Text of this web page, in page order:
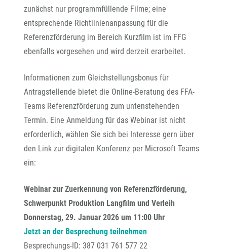
zunächst nur programmfüllende Filme; eine
entsprechende Richtlinienanpassung für die
Referenzförderung im Bereich Kurzfilm ist im FFG
ebenfalls vorgesehen und wird derzeit erarbeitet.
Informationen zum Gleichstellungsbonus für
Antragstellende bietet die Online-Beratung des FFA-
Teams Referenzförderung zum untenstehenden
Termin. Eine Anmeldung für das Webinar ist nicht
erforderlich, wählen Sie sich bei Interesse gern über
den Link zur digitalen Konferenz per Microsoft Teams
ein:
Webinar zur Zuerkennung von Referenzförderung,
Schwerpunkt Produktion Langfilm und Verleih
Donnerstag, 29. Januar 2026 um 11:00 Uhr
Jetzt an der Besprechung teilnehmen
Besprechungs-ID: 387 031 761 577 22